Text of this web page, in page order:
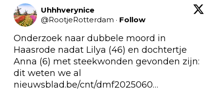
Uhhhverynice
@RootjeRotterdam · Follow
Onderzoek naar dubbele moord in
Haasrode nadat Lilya (46) en dochtertje
Anna (6) met steekwonden gevonden zijn:
nieuwsblad.be/cnt/dmf2025060…